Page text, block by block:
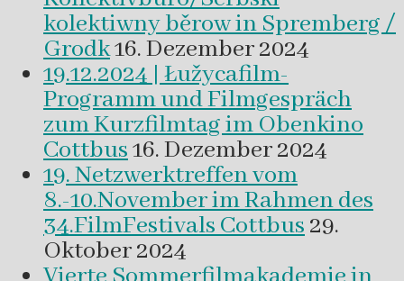
kolektiwny běrow in Spremberg /
Grodk16. Dezember 2024
19.12.2024 | Łužycafilm-
Programm und Filmgespräch
zum Kurzfilmtag im Obenkino
Cottbus16. Dezember 2024
19. Netzwerktreffen vom
8.-10.November im Rahmen des
34.FilmFestivals Cottbus 29.
Oktober 2024